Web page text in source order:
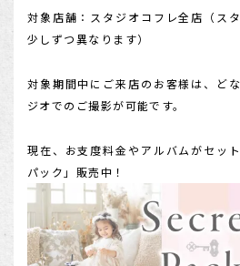
対象店舗：スタジオコフレ全店（ス
少しずつ異なります）
対象期間中にご来店のお客様は、ど
ジオでのご撮影が可能です。
現在、お支度料金やアルバムがセッ
パック」販売中！